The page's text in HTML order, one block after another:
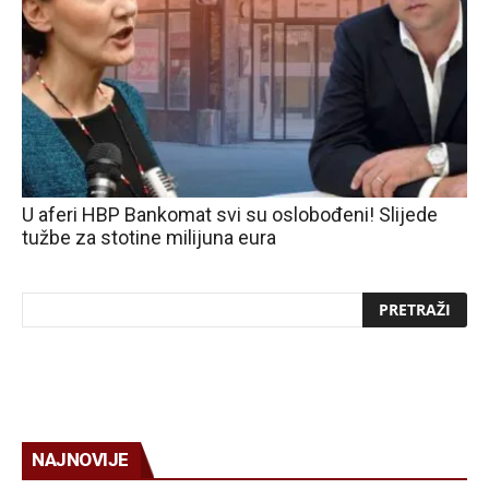
U aferi HBP Bankomat svi su oslobođeni! Slijede
tužbe za stotine milijuna eura
NAJNOVIJE